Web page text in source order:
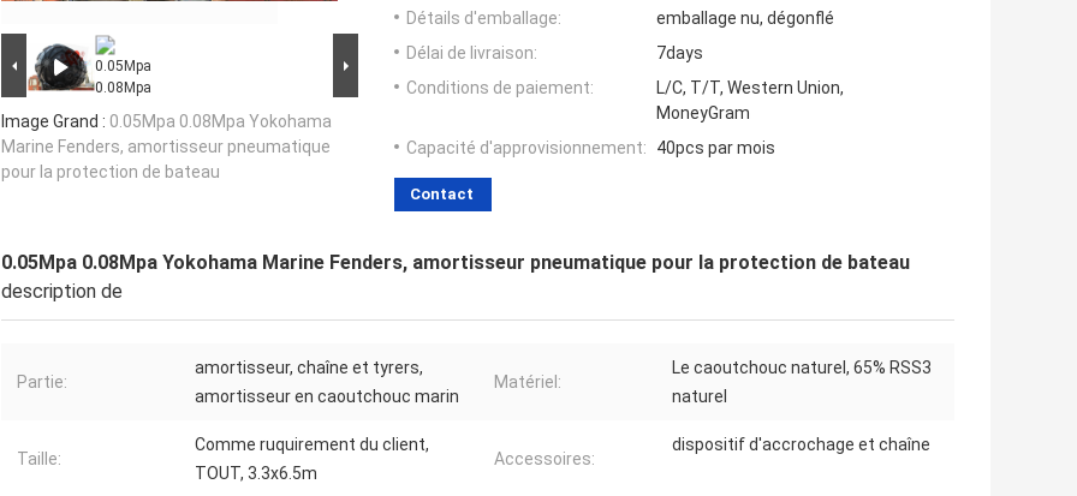
Image Grand : 0.05Mpa 0.08Mpa Yokohama
Marine Fenders, amortisseur pneumatique
pour la protection de bateau
Détails d'emballage:
emballage nu, dégonflé
Délai de livraison:
7days
Conditions de paiement:
L/C, T/T, Western Union,
MoneyGram
Capacité d'approvisionnement:
40pcs par mois
Contact
0.05Mpa 0.08Mpa Yokohama Marine Fenders, amortisseur pneumatique pour la protection de bateau
description de
Partie:
amortisseur, chaîne et tyrers,
amortisseur en caoutchouc marin
Matériel:
Le caoutchouc naturel, 65% RSS3
naturel
Taille:
Comme ruquirement du client,
TOUT, 3.3x6.5m
Accessoires:
dispositif d'accrochage et chaîne